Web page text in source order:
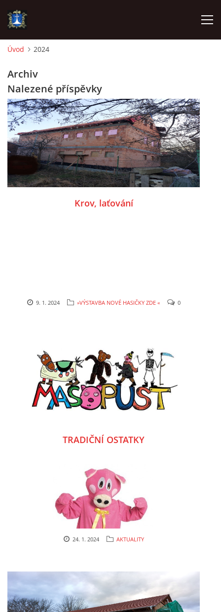
AKTUALITY
VÝJEZDY
INFORMACE JEDNOTKY »
TECHNIKA
OZNAČENÍ HASIČSKÉ TECHNIKY
MLADÍ HASIČI
KONTAKT
SDH Prace
PRACE
737361186 , 732851414
© 2026 eStránky.cz |RSS
Úvod 2024
Archiv
Nalezené příspěvky
Krov, laťování
9. 1. 2024 »VÝSTAVBA NOVÉ HASIČKY ZDE « 0
TRADIČNÍ OSTATKY
24. 1. 2024 AKTUALITY